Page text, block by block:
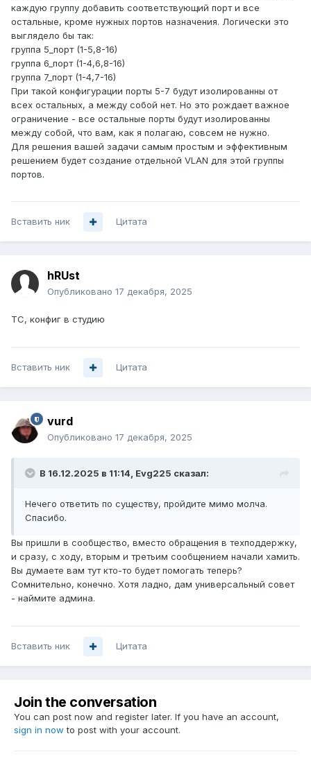
каждую группу добавить соответствующий порт и все
остальные, кроме нужных портов назначения. Логически это
выглядело бы так:
группа 5_порт (1-5,8-16)
группа 6_порт (1-4,6,8-16)
группа 7_порт (1-4,7-16)
При такой конфигурации порты 5-7 будут изолированны от
всех остальных, а между собой нет. Но это рождает важное
ограничение - все остальные порты будут изолированны
между собой, что вам, как я полагаю, совсем не нужно.
Для решения вашей задачи самым простым и эффективным
решением будет создание отдельной VLAN для этой группы
портов.
Вставить ник Цитата
hRUst
Опубликовано 17 декабря, 2025
ТС, конфиг в студию
Вставить ник Цитата
vurd
Опубликовано 17 декабря, 2025
В 16.12.2025 в 11:14, Evg225 сказал:
Нечего ответить по существу, пройдите мимо молча.
Спасибо.
Вы пришли в сообщество, вместо обращения в техподдержку,
и сразу, с ходу, вторым и третьим сообщением начали хамить.
Вы думаете вам тут кто-то будет помогать теперь?
Сомнительно, конечно. Хотя ладно, дам универсальный совет
- наймите админа.
Вставить ник Цитата
Join the conversation
You can post now and register later. If you have an account,
sign in now to post with your account.